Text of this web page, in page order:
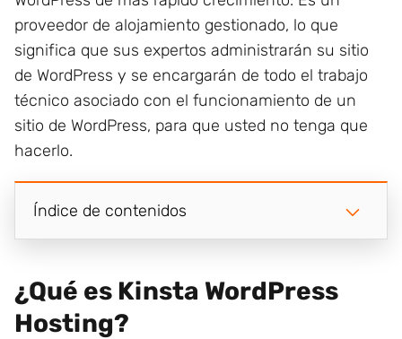
proveedor de alojamiento gestionado, lo que
significa que sus expertos administrarán su sitio
de WordPress y se encargarán de todo el trabajo
técnico asociado con el funcionamiento de un
sitio de WordPress, para que usted no tenga que
hacerlo.
Índice de contenidos
¿Qué es Kinsta WordPress
Hosting?